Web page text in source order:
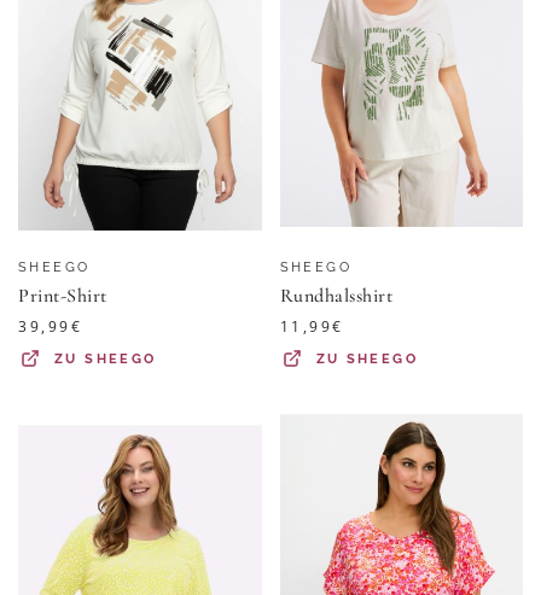
SHEEGO
Print-Shirt
39,99€
ZUSHEEGO
SHEEGO
Rundhalsshirt
11,99€
ZU SHEEGO